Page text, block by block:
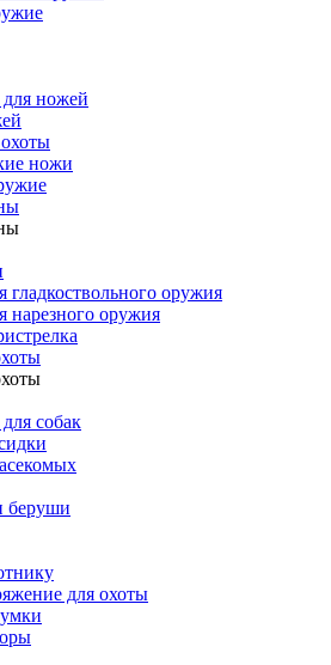
ножей
ножи
гладкоствольного оружия
нарезного оружия
собак
беруши
для охоты